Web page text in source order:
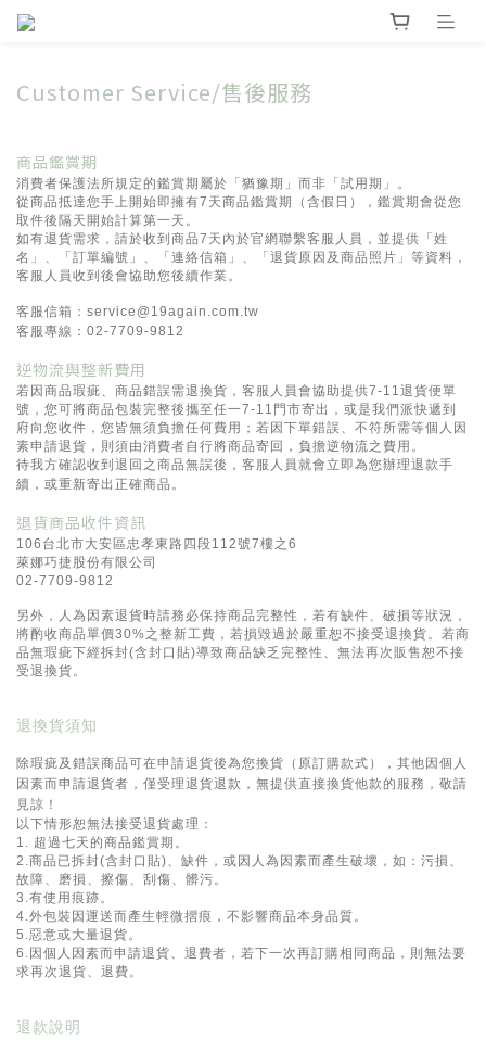
Customer Service/售後服務
商品鑑賞期
消費者保護法所規定的鑑賞期屬於「猶豫期」而非「試用期」。
從商品抵達您手上開始即擁有7天商品鑑賞期（含假日），鑑賞期會從您
取件後隔天開始計算第一天。
如有退貨需求，請於收到商品7天內於官網聯繫客服人員，並提供「姓
名」、「訂單編號」、「連絡信箱」、「退貨原因及商品照片」等資料，
客服人員收到後會協助您後續作業。
客服信箱：service@19again.com.tw
客服專線：02-7709-9812
逆物流與整新費用
若因商品瑕疵、商品錯誤需退換貨，客服人員會協助提供7-11退貨便單
號，您可將商品包裝完整後攜至任一7-11門市寄出，或是我們派快遞到
府向您收件，您皆無須負擔任何費用；若因下單錯誤、不符所需等個人因
素申請退貨，則須由消費者自行將商品寄回，負擔逆物流之費用。
待我方確認收到退回之商品無誤後，客服人員就會立即為您辦理退款手
續，或重新寄出正確商品。
退貨商品收件資訊
106台北市大安區忠孝東路四段112號7樓之6
萊娜巧捷股份有限公司
02-7709-9812
另外，
人為因素退貨時請務必保持商品完整性，若有缺件、破損等狀況，
將酌收商品單價30%之整新工費， 若損毀過於嚴重恕不接受退換貨。 若商
品無瑕疵下經拆封(含封口貼)導致商品缺乏完整性、無法再次販售恕不接
受退換貨。
退換貨須知
除瑕疵及錯誤商品可在申請退貨後為您換貨（原訂購款式），其他因個人
因素而申請退貨者，僅受理退貨退款，無提供直接換貨他款的服務，敬請
見諒！
以下情形恕無法接受退貨處理：
1. 超過七天的商品鑑賞期。
2.商品已拆封(含封口貼)、缺件，或因人為因素而產生破壞，如：污損、
故障、磨損、擦傷、刮傷、髒污。
3.有使用痕跡。
4.外包裝因運送而產生輕微摺痕，不影響商品本身品質。
5.惡意或大量退貨。
6.因個人因素而申請退貨、退費者，若下一次再訂購相同商品，則無法要
求再次退貨、退費。
退款說明